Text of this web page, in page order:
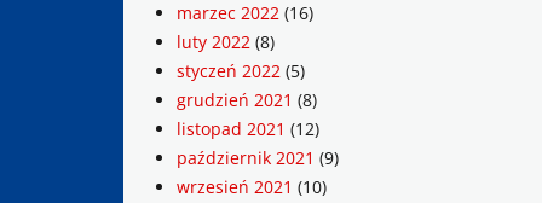
marzec 2022 (16)
luty 2022 (8)
styczeń 2022 (5)
grudzień 2021 (8)
listopad 2021 (12)
październik 2021 (9)
wrzesień 2021 (10)